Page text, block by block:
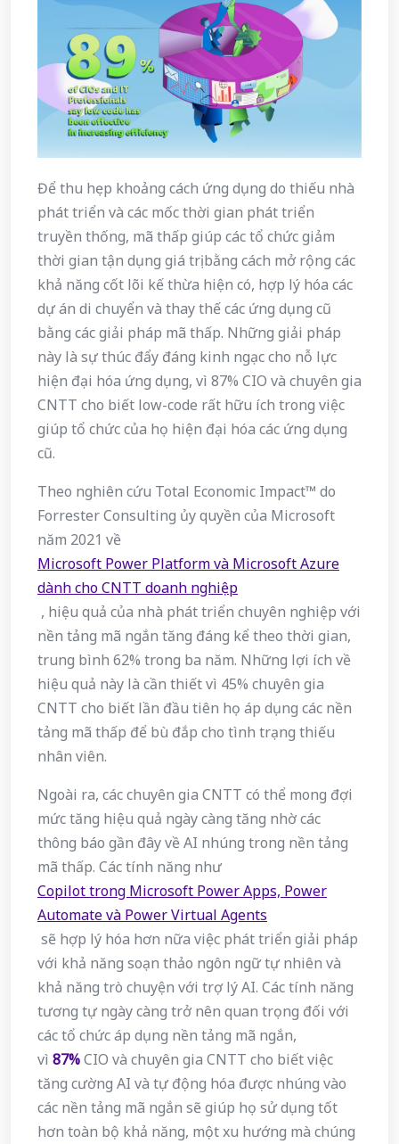
Để thu hẹp khoảng cách ứng dụng do thiếu nhà
phát triển và các mốc thời gian phát triển
truyền thống, mã thấp giúp các tổ chức giảm
thời gian tận dụng giá trị bằng cách mở rộng các
khả năng cốt lõi kế thừa hiện có, hợp lý hóa các
dự án di chuyển và thay thế các ứng dụng cũ
bằng các giải pháp mã thấp. Những giải pháp
này là sự thúc đẩy đáng kinh ngạc cho nỗ lực
hiện đại hóa ứng dụng, vì 87% CIO và chuyên gia
CNTT cho biết low-code rất hữu ích trong việc
giúp tổ chức của họ hiện đại hóa các ứng dụng
cũ.
Theo nghiên cứu Total Economic Impact™ do
Forrester Consulting ủy quyền của Microsoft
năm 2021 về
Microsoft Power Platform và Microsoft Azure
dành cho CNTT doanh nghiệp
, hiệu quả của nhà phát triển chuyên nghiệp với
nền tảng mã ngắn tăng đáng kể theo thời gian,
trung bình 62% trong ba năm. Những lợi ích về
hiệu quả này là cần thiết vì 45% chuyên gia
CNTT cho biết lần đầu tiên họ áp dụng các nền
tảng mã thấp để bù đắp cho tình trạng thiếu
nhân viên.
Ngoài ra, các chuyên gia CNTT có thể mong đợi
mức tăng hiệu quả ngày càng tăng nhờ các
thông báo gần đây về AI nhúng trong nền tảng
mã thấp. Các tính năng như
Copilot trong Microsoft Power Apps, Power
Automate và Power Virtual Agents
sẽ hợp lý hóa hơn nữa việc phát triển giải pháp
với khả năng soạn thảo ngôn ngữ tự nhiên và
khả năng trò chuyện với trợ lý AI. Các tính năng
tương tự ngày càng trở nên quan trọng đối với
các tổ chức áp dụng nền tảng mã ngắn,
vì 87%CIO và chuyên gia CNTT cho biết việc
tăng cường AI và tự động hóa được nhúng vào
các nền tảng mã ngắn sẽ giúp họ sử dụng tốt
hơn toàn bộ khả năng, một xu hướng mà chúng